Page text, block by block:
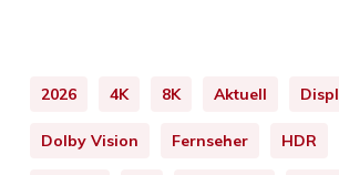
2026 4K 8K Aktuell
Dolby Vision Fernseher HDR